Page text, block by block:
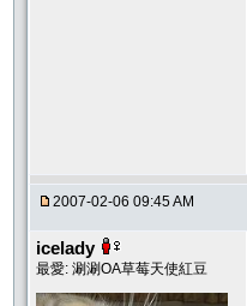
2007-02-06 09:45 AM
icelady
最愛: 涮涮OA草莓天使紅豆